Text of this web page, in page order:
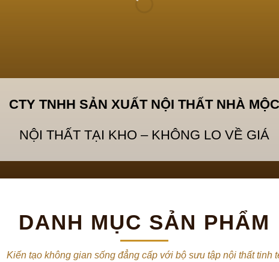
CTY TNHH SẢN XUẤT NỘI THẤT NHÀ MỘC
NỘI THẤT TẠI KHO – KHÔNG LO VỀ GIÁ
DANH MỤC SẢN PHẨM
Kiến tạo không gian sống đẳng cấp với bộ sưu tập nội thất tinh